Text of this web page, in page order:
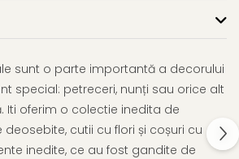
sunt o parte importantă a decorului
special: petreceri, nunți sau orice alt
Iti oferim o colectie inedita de
cutii cu flori și coșuri cu
inedite, ce au fost gandite de